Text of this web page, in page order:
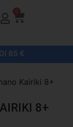
0
85 €
Kairiki 8+
8+